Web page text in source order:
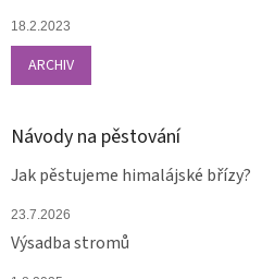
18.2.2023
ARCHIV
Návody na pěstování
Jak pěstujeme himalájské břízy?
23.7.2026
Výsadba stromů